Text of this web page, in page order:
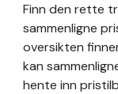
Finn den rette
sammenligne
oversikten
kan
hente inn